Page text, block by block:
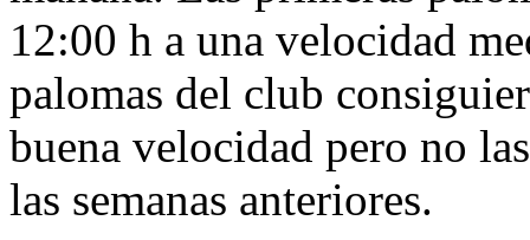
12:00 h a una velocidad
palomas del club
buena velocidad pero no
las semanas anteriores.